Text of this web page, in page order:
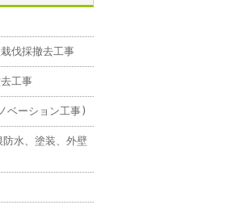
伐採撤去工事
工事
ベーション工事)
水、塗装、外壁